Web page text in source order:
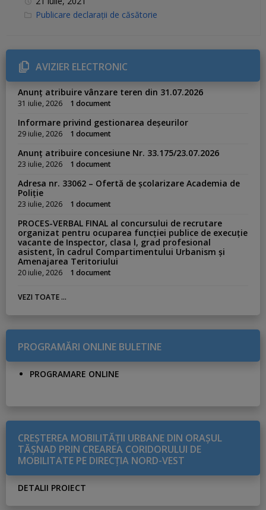
C
g
r
i
e
s
Publicare declarații de căsătorie
AVIZIER ELECTRONIC
Anunț atribuire vânzare teren din 31.07.2026
31 iulie, 2026 1 document
Informare privind gestionarea deșeurilor
29 iulie, 2026 1 document
Anunț atribuire concesiune Nr. 33.175/23.07.2026
23 iulie, 2026 1 document
Adresa nr. 33062 – Ofertă de școlarizare Academia de
Poliție
23 iulie, 2026 1 document
PROCES-VERBAL FINAL al concursului de recrutare
organizat pentru ocuparea funcției publice de execuție
vacante de Inspector, clasa I, grad profesional
asistent, în cadrul Compartimentului Urbanism și
Amenajarea Teritoriului
20 iulie, 2026 1 document
VEZI TOATE ...
PROGRAMĂRI ONLINE BULETINE
PROGRAMARE ONLINE
CREŞTEREA MOBILITĂŢII URBANE DIN ORAŞUL
TĂŞNAD PRIN CREAREA CORIDORULUI DE
MOBILITATE PE DIRECŢIA NORD-VEST
DETALII PROIECT